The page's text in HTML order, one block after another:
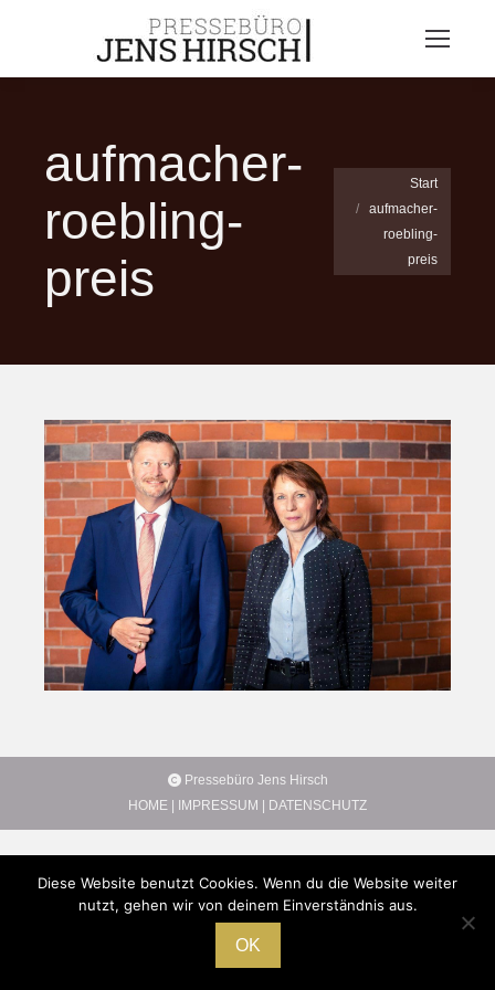
aufmacher-
roebling-
preis
Sie befinden sich
hier:
Start
aufmacher-
roebling-
preis
Pressebüro Jens Hirsch
HOME
IMPRESSUM DATENSCHUTZ
Diese Website benutzt Cookies. Wenn du die Website weiter
nutzt, gehen wir von deinem Einverständnis aus.
OK